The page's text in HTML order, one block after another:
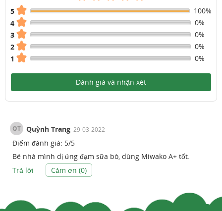
5
100%
4
0%
3
0%
2
0%
1
0%
Đánh giá và nhận xét
QT Quỳnh Trang 29-03-2022
Điểm đánh giá: 5/5
Bé nhà mình dị ứng đạm sữa bò, dùng Miwako A+ tốt.
Trả lời
Cảm ơn (0)